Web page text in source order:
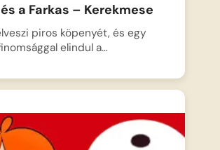
a Farkas – Kerekmese
piros köpenyét, és egy
elindul a…